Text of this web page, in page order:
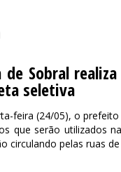
Sobral
seletiva
feira (24/05), o
que serão utilizados
circulando pelas ruas